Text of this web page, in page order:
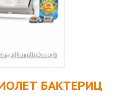
БАКТЕРИЦ